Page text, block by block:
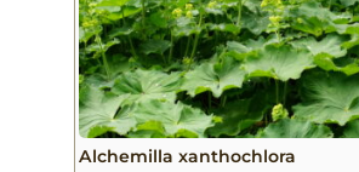
Alchemilla xanthochlora